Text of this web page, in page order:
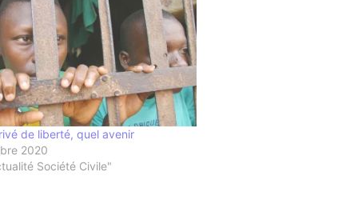
de liberté, quel avenir
2020
Société Civile"